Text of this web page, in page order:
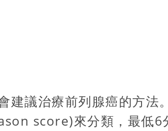
議治療前列腺癌的方法。
score)來分類，最低